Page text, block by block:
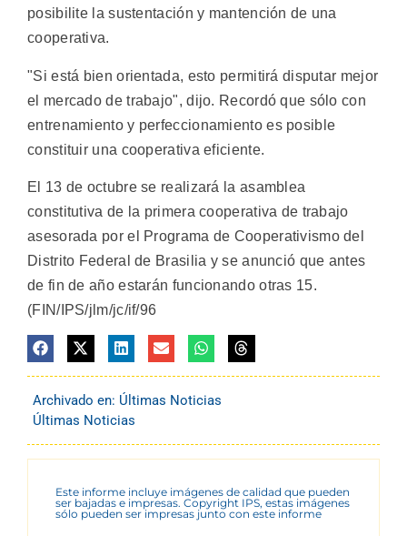
posibilite la sustentación y mantención de una
cooperativa.
"Si está bien orientada, esto permitirá disputar mejor
el mercado de trabajo", dijo. Recordó que sólo con
entrenamiento y perfeccionamiento es posible
constituir una cooperativa eficiente.
El 13 de octubre se realizará la asamblea
constitutiva de la primera cooperativa de trabajo
asesorada por el Programa de Cooperativismo del
Distrito Federal de Brasilia y se anunció que antes
de fin de año estarán funcionando otras 15.
(FIN/IPS/jlm/jc/if/96
Archivado en: Últimas Noticias
Últimas Noticias
Este informe incluye imágenes de calidad que pueden
ser bajadas e impresas. Copyright IPS, estas imágenes
sólo pueden ser impresas junto con este informe